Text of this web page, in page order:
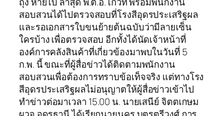
สอบสวนได้ไปตรวจสอบที่โรงสีอุดรประเสริฐผล
และรอเอกสารใบขนย้ายต้นฉบับว่ามีลายเซ็น
ใครบ้าง เพื่อตรวจสอบ อีกทั้งได้นัดเจ้าหน้าที่
องค์การคลังสินค้าที่เกี่ยวข้องมาพบในวันที่ 5
ก.พ. นี้ ขณะที่ผู้สื่อข่าวได้ติดตามพนักงาน
สอบสวนเพื่อต้องการทราบข้อเท็จจริง แต่ทางโรง
สีอุดรประเสริฐผลไม่อนุญาตให้ผู้สื่อข่าวเข้าไป
ทำข่าวต่อมาเวลา 15.00 น. นายเสนีย์ จิตตเกษม